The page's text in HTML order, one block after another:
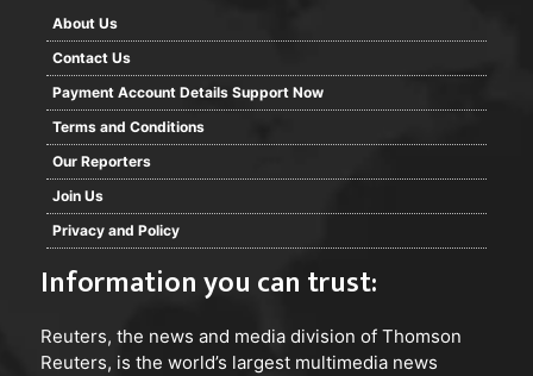
About Us
Contact Us
Payment Account Details Support Now
Terms and Conditions
Our Reporters
Join Us
Privacy and Policy
Information you can trust:
Reuters, the news and media division of Thomson
Reuters, is the world’s largest multimedia news